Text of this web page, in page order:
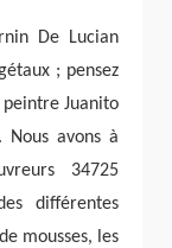
De Lucian
; pensez
Juanito
Nous avons à
34725
différentes
mousses, les